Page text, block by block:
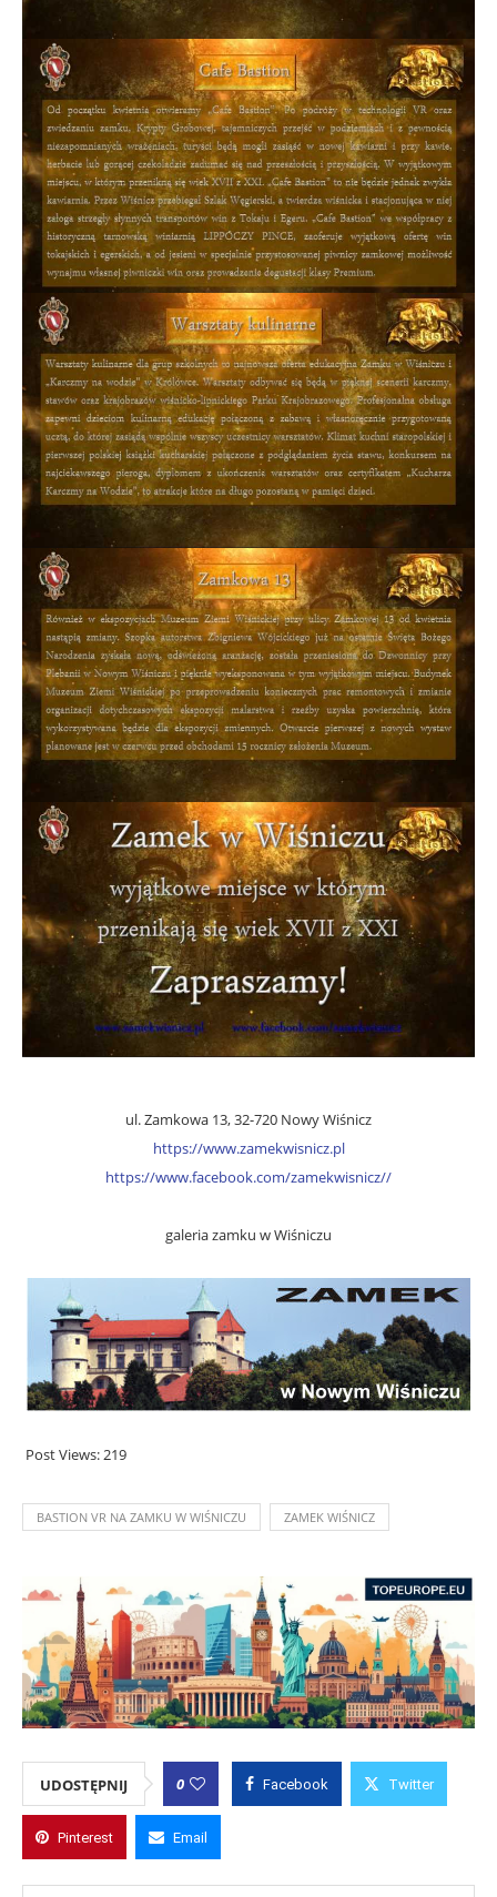
ul. Zamkowa 13, 32-720 Nowy Wiśnicz
https://www.zamekwisnicz.pl
https://www.facebook.com/zamekwisnicz//
galeria zamku w Wiśniczu
Post Views: 219
BASTION VR NA ZAMKU W WIŚNICZU ZAMEK WIŚNICZ
UDOSTĘPNIJ 0 Facebook Twitter
Pinterest Email